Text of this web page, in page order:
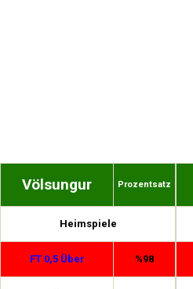
Völsungur Prozentsatz
Heimspiele
FT 0,5 Über %98